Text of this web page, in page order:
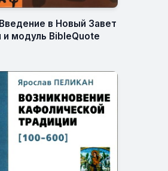
в Новый Завет
и модуль BibleQuote